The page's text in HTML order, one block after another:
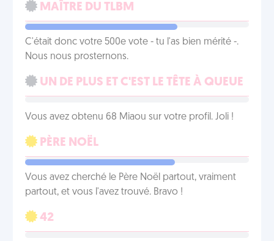
MAÎTRE DU TLBM
C'était donc votre 500e vote - tu l'as bien mérité -.
Nous nous prosternons.
UN DE PLUS ET C'EST LE TÊTE À QUEUE
Vous avez obtenu 68 Miaou sur votre profil. Joli !
PÈRE NOËL
Vous avez cherché le Père Noël partout, vraiment
partout, et vous l'avez trouvé. Bravo !
42